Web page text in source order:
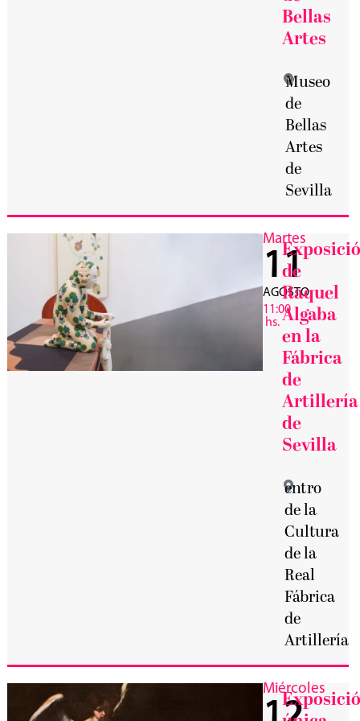
Bellas
Artes
Museo
de
Bellas
Artes
de
Sevilla
Martes
11
AGOSTO
11:00
hs.
de
Raquel
Algaba
en la
Fábrica
de
Artillería
de
Sevilla
entro
de la
Cultura
de la
Real
Fábrica
de
Artillería
Miércoles